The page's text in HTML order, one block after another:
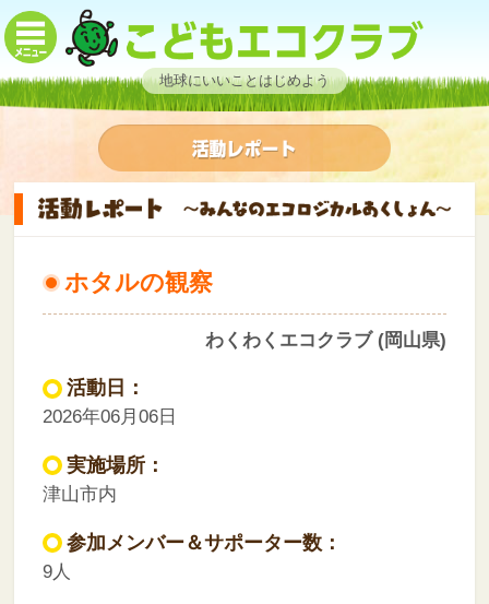
地球にいいことはじめよう
ホタルの観察
わくわくエコクラブ (岡山県)
活動日：
2026年06月06日
実施場所：
津山市内
参加メンバー＆サポーター数：
9人